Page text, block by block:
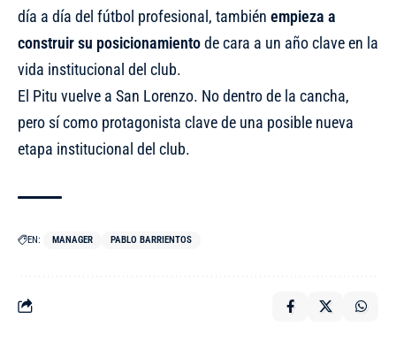
día a día del fútbol profesional, también empieza a
construir su posicionamientode cara a un año clave en la
vida institucional del club.
El Pitu vuelve a San Lorenzo. No dentro de la cancha,
pero sí como protagonista clave de una posible nueva
etapa institucional del club.
EN: MANAGER PABLO BARRIENTOS